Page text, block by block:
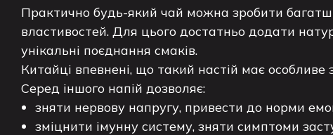
Практично будь-який чай можна зробити
властивостей. Для цього достатньо додати
унікальні поєднання смаків.
Китайці впевнені, що такий настій має особливе
Серед іншого напій дозволяє:
зняти нервову напругу, привести до норми
зміцнити імунну систему, зняти симптоми